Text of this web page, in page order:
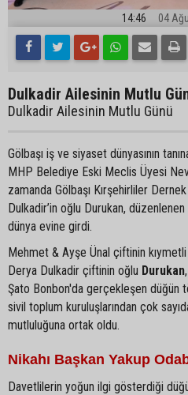
14:46 04
Dulkadir Ailesinin Mutlu
Dulkadir Ailesinin Mutlu Günü
Gölbaşı iş ve siyaset dünyasının
MHP Belediye Eski Meclis Üyesi
zamanda Gölbaşı Kırşehirliler
Dulkadir’in oğlu Durukan,
dünya evine girdi.
Mehmet & Ayşe Ünal çiftinin kıymetli
Derya Dulkadir çiftinin oğlu Durukan
Şato Bonbon'da gerçekleşen düğün
sivil toplum kuruluşlarından çok
mutluluğuna ortak oldu.
Nikahı Başkan Yakup
Davetlilerin yoğun ilgi gösterdiği